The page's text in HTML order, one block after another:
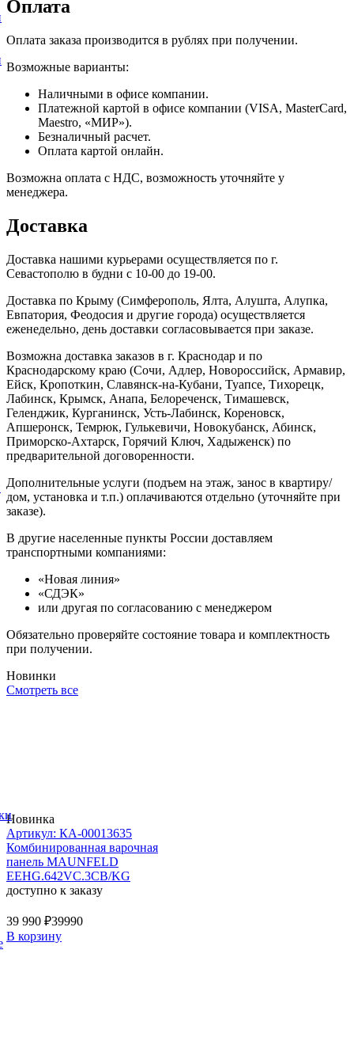
Оплата
Оплата заказа производится в рублях при получении.
Возможные варианты:
Наличными в офисе компании.
Платежной картой в офисе компании (VISA, MasterCard,
Maestro, «МИР»).
Безналичный расчет.
Оплата картой онлайн.
Возможна оплата с НДС, возможность уточняйте у
менеджера.
Доставка
Доставка нашими курьерами осуществляется по г.
Севастополю в будни с 10-00 до 19-00.
Доставка по Крыму (Симферополь, Ялта, Алушта, Алупка,
Евпатория, Феодосия и другие города) осуществляется
еженедельно, день доставки согласовывается при заказе.
Возможна доставка заказов в г. Краснодар и по
Краснодарскому краю (Сочи, Адлер, Новороссийск, Армавир,
Ейск, Кропоткин, Славянск-на-Кубани, Туапсе, Тихорецк,
Лабинск, Крымск, Анапа, Белореченск, Тимашевск,
Геленджик, Курганинск, Усть-Лабинск, Кореновск,
Апшеронск, Темрюк, Гулькевичи, Новокубанск, Абинск,
Приморско-Ахтарск, Горячий Ключ, Хадыженск) по
предварительной договоренности.
Дополнительные услуги (подъем на этаж, занос в квартиру/
дом, установка и т.п.) оплачиваются отдельно (уточняйте при
заказе).
В другие населенные пункты России доставляем
транспортными компаниями:
«Новая линия»
«СДЭК»
или другая по согласованию с менеджером
Обязательно проверяйте состояние товара и комплектность
при получении.
Новинки
Смотреть все
Новинка
Артикул: КА-00013635
Комбинированная варочная
панель MAUNFELD
EEHG.642VC.3CB/KG
доступно к заказу
39 990 ₽39990
В корзину